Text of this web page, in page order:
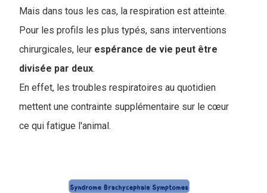
Mais dans tous les cas, la respiration est atteinte.
Pour les profils les plus typés, sans interventions
chirurgicales, leur espérance de vie peut être
divisée par deux.
En effet, les troubles respiratoires au quotidien
mettent une contrainte supplémentaire sur le cœur
ce qui fatigue l'animal.